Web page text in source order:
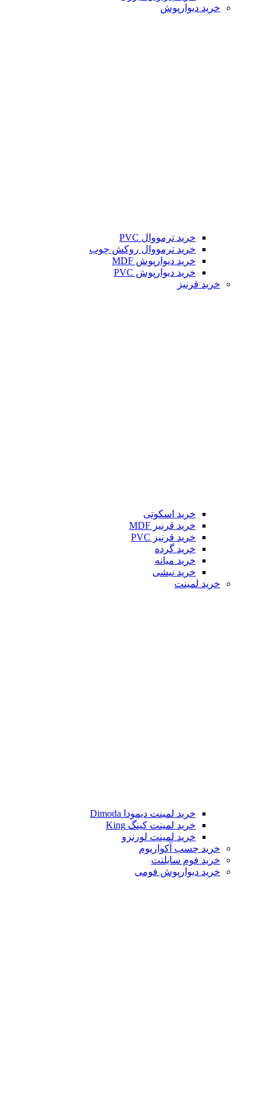
خرید دیوارپوش
خرید ترمووال PVC
خرید ترمووال روکش چوب
خرید دیوارپوش MDF
خرید دیوارپوش PVC
خرید قرنیز
خرید اسکوتی
خرید قرنیز MDF
خرید قرنیز PVC
خرید گرده
خرید میانه
خرید نیشی
خرید لمینت
خرید لمینت دیمودا Dimoda
خرید لمینت کینگ King
خرید لمینت لورنزو
خرید چسب آکواریوم
خرید فوم سایلنت
خرید دیوارپوش فومی